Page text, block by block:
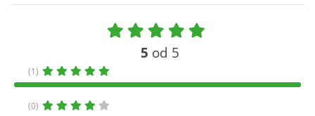
5 od 5
(1)
(0)